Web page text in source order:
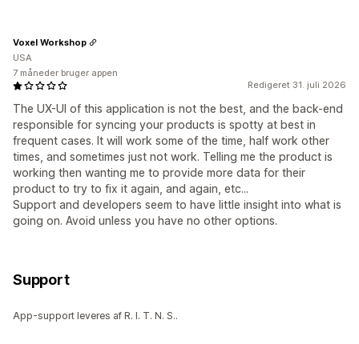
Redigeret 31. juli 2026
The UX-UI of this application is not the best, and the back-end
responsible for syncing your products is spotty at best in
frequent cases. It will work some of the time, half work other
times, and sometimes just not work. Telling me the product is
working then wanting me to provide more data for their
product to try to fix it again, and again, etc...
Support and developers seem to have little insight into what is
going on. Avoid unless you have no other options.
Voxel Workshop
USA
7 måneder bruger appen
Support
App-support leveres af R. I. T. N. S..